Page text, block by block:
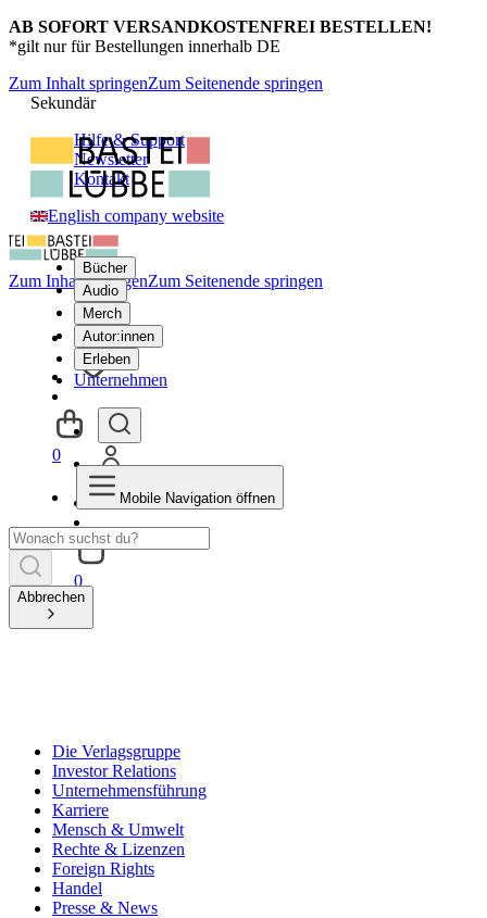
AB SOFORT VERSANDKOSTENFREI BESTELLEN!
*gilt nur für Bestellungen innerhalb DE
Zum Inhalt springenZum Seitenende springen
Sekundär
Hilfe & Support
Newsletter
Kontakt
English company website
Bücher
Audio
Merch
Autor:innen
Erleben
Unternehmen
0
Zum Inhalt springenZum Seitenende springen
0
Mobile Navigation öffnen
Abbrechen
Die Verlagsgruppe
Investor Relations
Unternehmensführung
Karriere
Mensch & Umwelt
Rechte & Lizenzen
Foreign Rights
Handel
Presse & News